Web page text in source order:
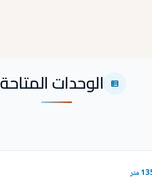
الوحدات المتاحة